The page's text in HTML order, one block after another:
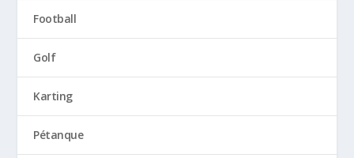
Football
Golf
Karting
Pétanque